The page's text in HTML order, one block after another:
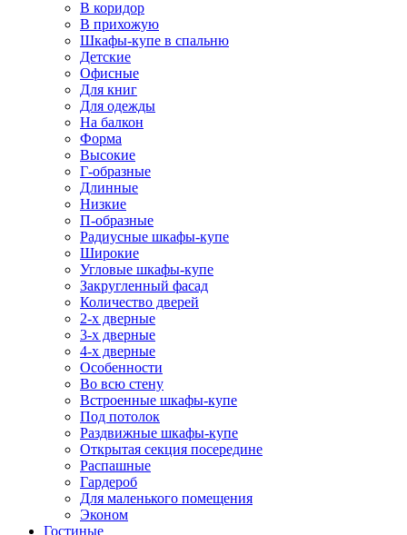
В коридор
В прихожую
Шкафы-купе в спальню
Детские
Офисные
Для книг
Для одежды
На балкон
Форма
Высокие
Г-образные
Длинные
Низкие
П-образные
Радиусные шкафы-купе
Широкие
Угловые шкафы-купе
Закругленный фасад
Количество дверей
2-х дверные
3-х дверные
4-х дверные
Особенности
Во всю стену
Встроенные шкафы-купе
Под потолок
Раздвижные шкафы-купе
Открытая секция посередине
Распашные
Гардероб
Для маленького помещения
Эконом
Гостиные